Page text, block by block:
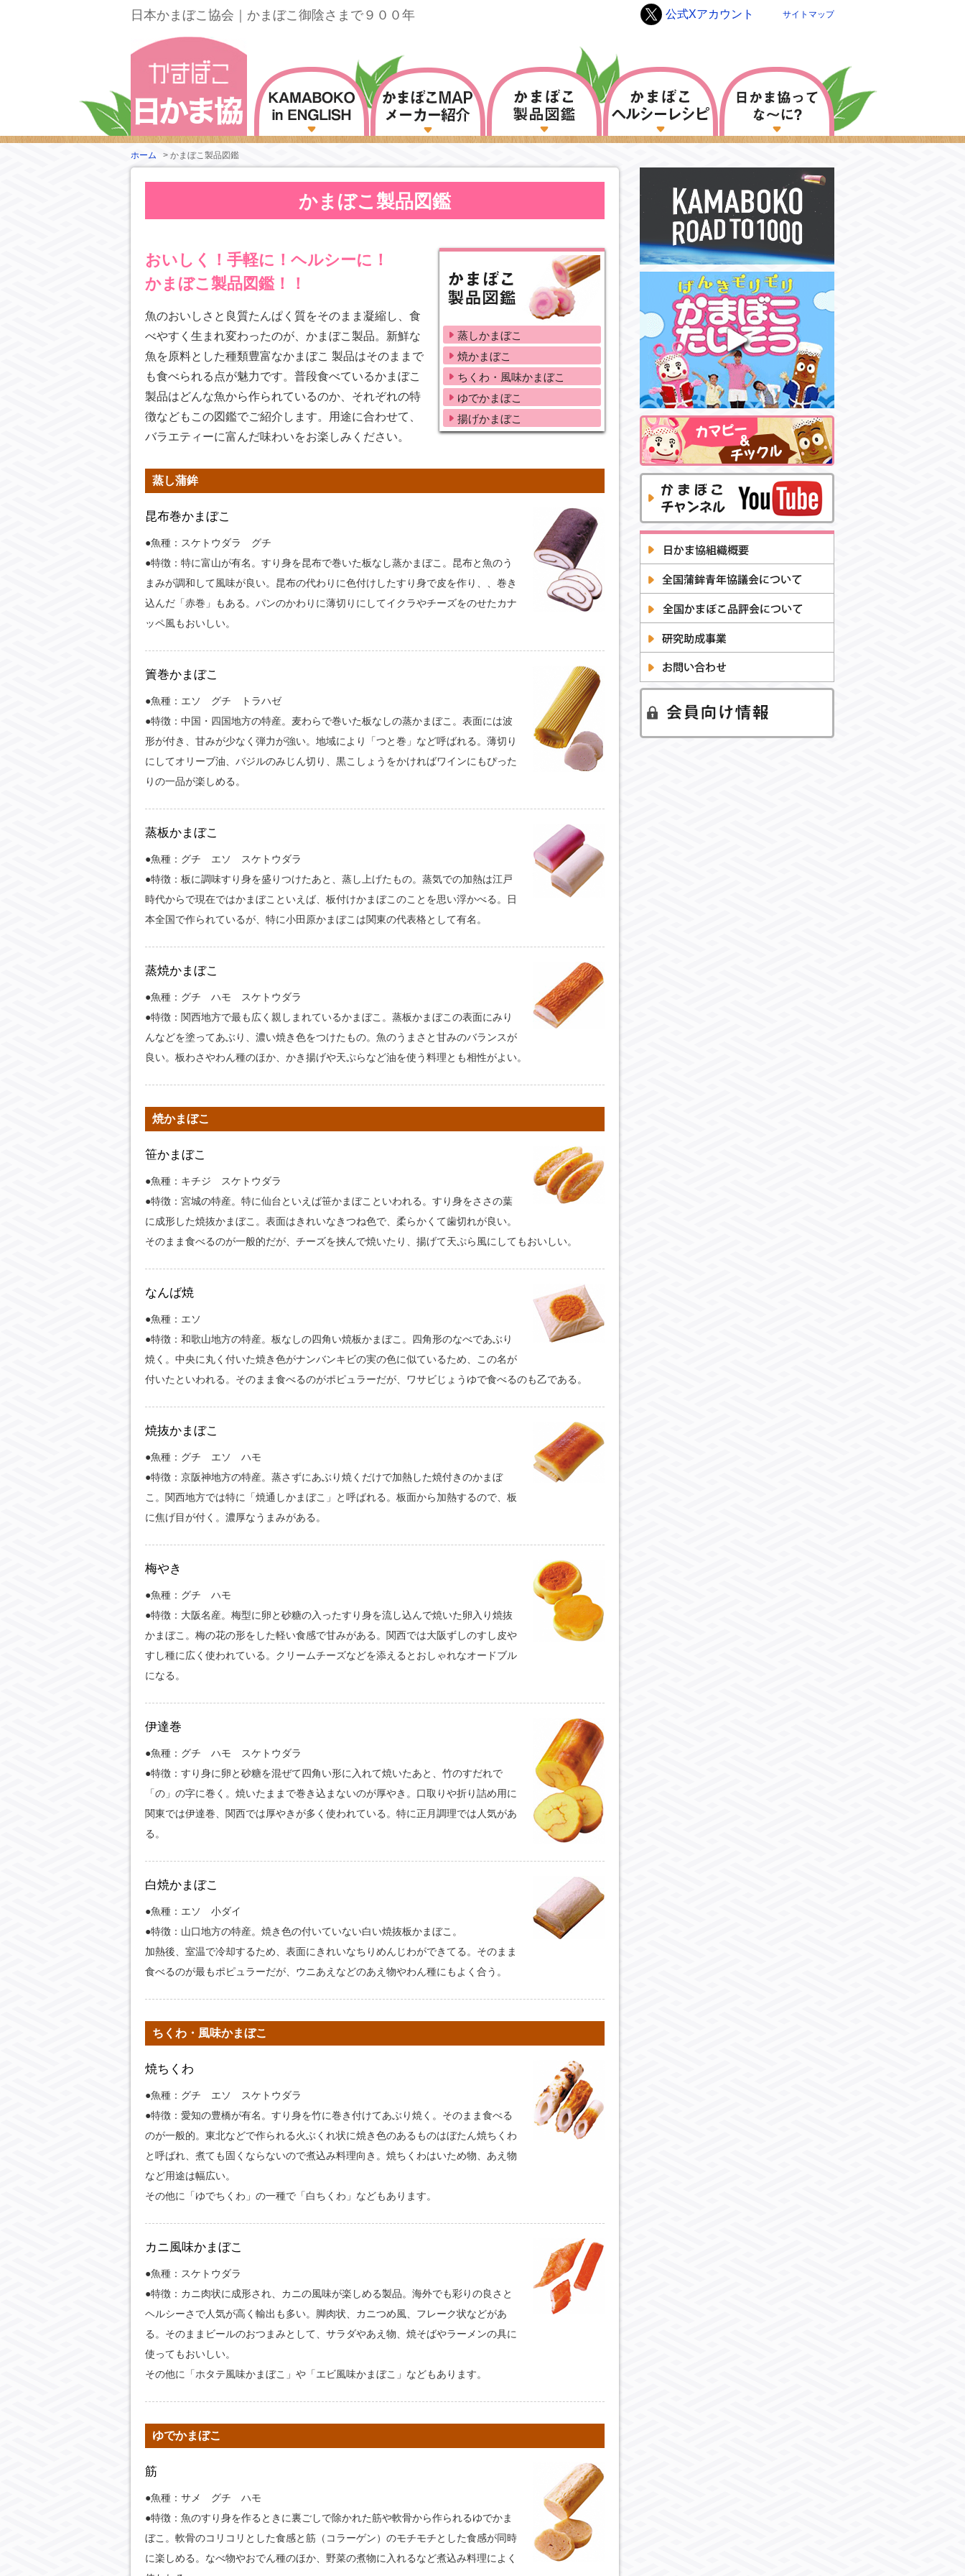
日本かまぼこ協会｜かまぼこ御陰さまで９００年 サイトマップ
公式Xアカウント
ホーム > かまぼこ製品図鑑
かまぼこ製品図鑑
蒸しかまぼこ
焼かまぼこ
ちくわ・風味かまぼこ
ゆでかまぼこ
揚げかまぼこ
おいしく！手軽に！ヘルシーに！
かまぼこ製品図鑑！！
魚のおいしさと良質たんぱく質をそのまま凝縮し、食
べやすく生まれ変わったのが、かまぼこ製品。新鮮な
魚を原料とした種類豊富なかまぼこ 製品はそのままで
も食べられる点が魅力です。普段食べているかまぼこ
製品はどんな魚から作られているのか、それぞれの特
徴などもこの図鑑でご紹介します。用途に合わせて、
バラエティーに富んだ味わいをお楽しみください。
蒸し蒲鉾
昆布巻かまぼこ
●魚種：スケトウダラ グチ
●特徴：特に富山が有名。すり身を昆布で巻いた板なし蒸かまぼこ。昆布と魚のう
まみが調和して風味が良い。昆布の代わりに色付けしたすり身で皮を作り、、巻き
込んだ「赤巻」もある。パンのかわりに薄切りにしてイクラやチーズをのせたカナ
ッペ風もおいしい。
簀巻かまぼこ
●魚種：エソ グチ トラハゼ
●特徴：中国・四国地方の特産。麦わらで巻いた板なしの蒸かまぼこ。表面には波
形が付き、甘みが少なく弾力が強い。地域により「つと巻」など呼ばれる。薄切り
にしてオリーブ油、バジルのみじん切り、黒こしょうをかければワインにもぴった
りの一品が楽しめる。
蒸板かまぼこ
●魚種：グチ エソ スケトウダラ
●特徴：板に調味すり身を盛りつけたあと、蒸し上げたもの。蒸気での加熱は江戸
時代からで現在ではかまぼこといえば、板付けかまぼこのことを思い浮かべる。日
本全国で作られているが、特に小田原かまぼこは関東の代表格として有名。
蒸焼かまぼこ
●魚種：グチ ハモ スケトウダラ
●特徴：関西地方で最も広く親しまれているかまぼこ。蒸板かまぼこの表面にみり
んなどを塗ってあぶり、濃い焼き色をつけたもの。魚のうまさと甘みのバランスが
良い。板わさやわん種のほか、かき揚げや天ぷらなど油を使う料理とも相性がよい。
焼かまぼこ
笹かまぼこ
●魚種：キチジ スケトウダラ
●特徴：宮城の特産。特に仙台といえば笹かまぼこといわれる。すり身をささの葉
に成形した焼抜かまぼこ。表面はきれいなきつね色で、柔らかくて歯切れが良い。
そのまま食べるのが一般的だが、チーズを挟んで焼いたり、揚げて天ぷら風にしてもおいしい。
なんば焼
●魚種：エソ
●特徴：和歌山地方の特産。板なしの四角い焼板かまぼこ。四角形のなべであぶり
焼く。中央に丸く付いた焼き色がナンバンキビの実の色に似ているため、この名が
付いたといわれる。そのまま食べるのがポピュラーだが、ワサビじょうゆで食べるのも乙である。
焼抜かまぼこ
●魚種：グチ エソ ハモ
●特徴：京阪神地方の特産。蒸さずにあぶり焼くだけで加熱した焼付きのかまぼ
こ。関西地方では特に「焼通しかまぼこ」と呼ばれる。板面から加熱するので、板
に焦げ目が付く。濃厚なうまみがある。
梅やき
●魚種：グチ ハモ
●特徴：大阪名産。梅型に卵と砂糖の入ったすり身を流し込んで焼いた卵入り焼抜
かまぼこ。梅の花の形をした軽い食感で甘みがある。関西では大阪ずしのすし皮や
すし種に広く使われている。クリームチーズなどを添えるとおしゃれなオードブル
になる。
伊達巻
●魚種：グチ ハモ スケトウダラ
●特徴：すり身に卵と砂糖を混ぜて四角い形に入れて焼いたあと、竹のすだれで
「の」の字に巻く。焼いたままで巻き込まないのが厚やき。口取りや折り詰め用に
関東では伊達巻、関西では厚やきが多く使われている。特に正月調理では人気があ
る。
白焼かまぼこ
●魚種：エソ 小ダイ
●特徴：山口地方の特産。焼き色の付いていない白い焼抜板かまぼこ。
加熱後、室温で冷却するため、表面にきれいなちりめんじわができてる。そのまま
食べるのが最もポピュラーだが、ウニあえなどのあえ物やわん種にもよく合う。
ちくわ・風味かまぼこ
焼ちくわ
●魚種：グチ エソ スケトウダラ
●特徴：愛知の豊橋が有名。すり身を竹に巻き付けてあぶり焼く。そのまま食べる
のが一般的。東北などで作られる火ぶくれ状に焼き色のあるものはぼたん焼ちくわ
と呼ばれ、煮ても固くならないので煮込み料理向き。焼ちくわはいため物、あえ物
など用途は幅広い。
その他に「ゆでちくわ」の一種で「白ちくわ」などもあります。
カニ風味かまぼこ
●魚種：スケトウダラ
●特徴：カニ肉状に成形され、カニの風味が楽しめる製品。海外でも彩りの良さと
ヘルシーさで人気が高く輸出も多い。脚肉状、カニつめ風、フレーク状などがあ
る。そのままビールのおつまみとして、サラダやあえ物、焼そばやラーメンの具に
使ってもおいしい。
その他に「ホタテ風味かまぼこ」や「エビ風味かまぼこ」などもあります。
ゆでかまぼこ
筋
●魚種：サメ グチ ハモ
●特徴：魚のすり身を作るときに裏ごしで除かれた筋や軟骨から作られるゆでかま
ぼこ。軟骨のコリコリとした食感と筋（コラーゲン）のモチモチとした食感が同時
に楽しめる。なべ物やおでん種のほか、野菜の煮物に入れるなど煮込み料理によく